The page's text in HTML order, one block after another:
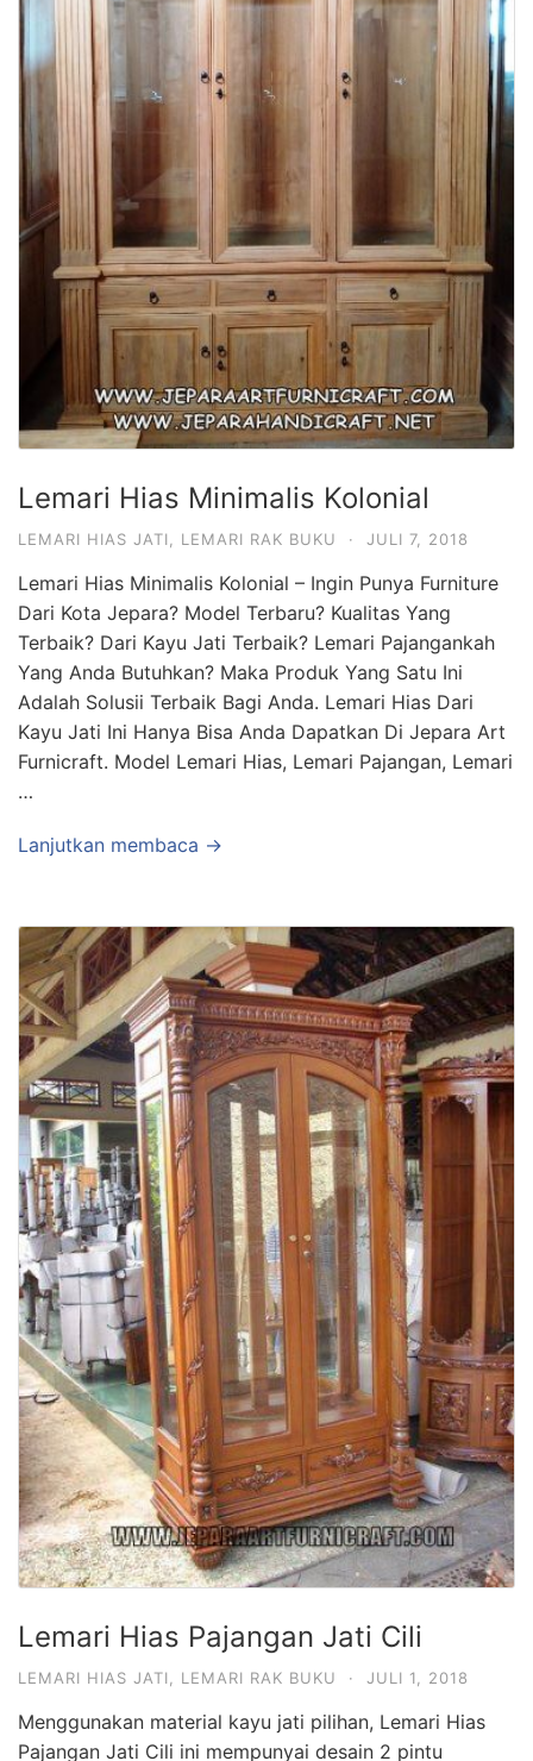
Lemari Hias Minimalis Kolonial
LEMARI HIAS JATI, LEMARI RAK BUKU · JULI 7, 2018
Lemari Hias Minimalis Kolonial – Ingin Punya Furniture
Dari Kota Jepara? Model Terbaru? Kualitas Yang
Terbaik? Dari Kayu Jati Terbaik? Lemari Pajangankah
Yang Anda Butuhkan? Maka Produk Yang Satu Ini
Adalah Solusii Terbaik Bagi Anda. Lemari Hias Dari
Kayu Jati Ini Hanya Bisa Anda Dapatkan Di Jepara Art
Furnicraft. Model Lemari Hias, Lemari Pajangan, Lemari
…
Lanjutkan membaca →
Lemari Hias Pajangan Jati Cili
LEMARI HIAS JATI LEMARI RAK BUKU · JULI 1, 2018
Menggunakan material kayu jati pilihan, Lemari Hias
Pajangan Jati Cili ini mempunyai desain 2 pintu